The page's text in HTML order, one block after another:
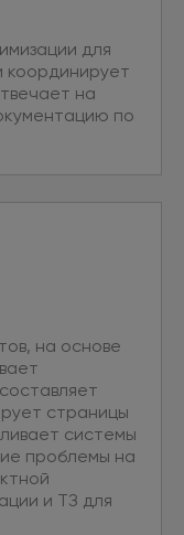
для
координирует
на
по
на основе
страницы
системы
проблемы на
и ТЗ для